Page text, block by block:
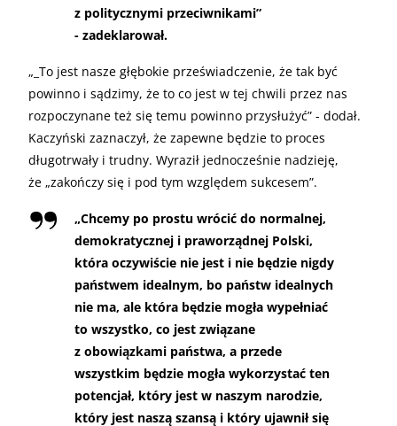
z politycznymi przeciwnikami”
- zadeklarował.
„ _To jest nasze głębokie przeświadczenie, że tak być
powinno i sądzimy, że to co jest w tej chwili przez nas
rozpoczynane też się temu powinno przysłużyć” - dodał.
Kaczyński zaznaczył, że zapewne będzie to proces
długotrwały i trudny. Wyraził jednocześnie nadzieję,
że „zakończy się i pod tym względem sukcesem”.
„Chcemy po prostu wrócić do normalnej,
demokratycznej i praworządnej Polski,
która oczywiście nie jest i nie będzie nigdy
państwem idealnym, bo państw idealnych
nie ma, ale która będzie mogła wypełniać
to wszystko, co jest związane
z obowiązkami państwa, a przede
wszystkim będzie mogła wykorzystać ten
potencjał, który jest w naszym narodzie,
który jest naszą szansą i który ujawnił się